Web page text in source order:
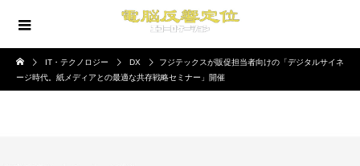
IT・テクノロジー DX
フジテックスが販促担当者向けの「デジタルサイネ
ージ時代。紙メディアとの最適な共存戦略セミナー」開催